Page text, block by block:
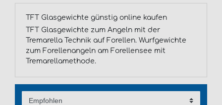
TFT Glasgewichte günstig online kaufen
TFT Glasgewichte zum Angeln mit der
Tremarella Technik auf Forellen. Wurfgewichte
zum Forellenangeln am Forellensee mit
Tremarellamethode.
Karpfenliege
Abhakmatte
weitere
Raubfischkescher
weitere
weitere
weitere
Black Cat
weitere